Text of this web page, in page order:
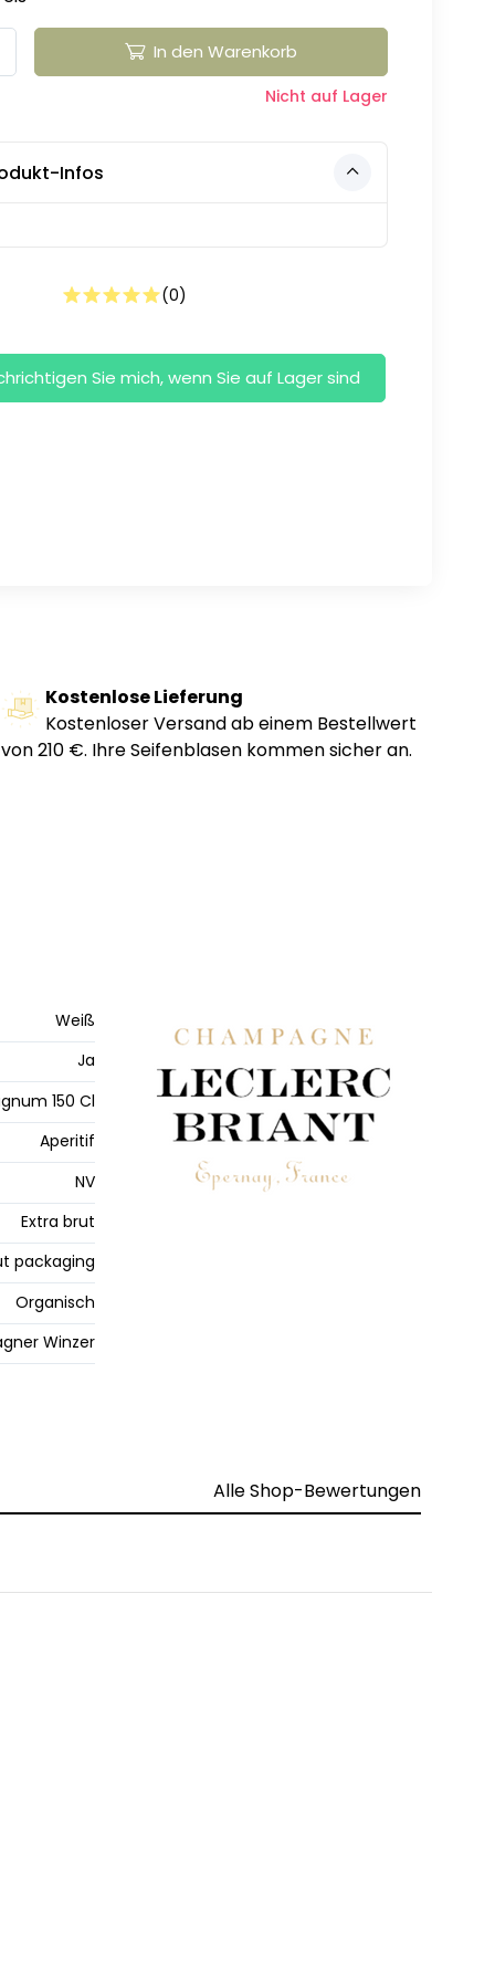
In den Warenkorb
Nicht auf Lager
Infos
(0)
Kostenlose Lieferung
Kostenloser Versand ab einem Bestellwert
von 210 €. Ihre Seifenblasen kommen sicher an.
Weiß
Ja
150 Cl
Aperitif
NV
Extra brut
packaging
Organisch
Winzer
Alle Shop-Bewertungen